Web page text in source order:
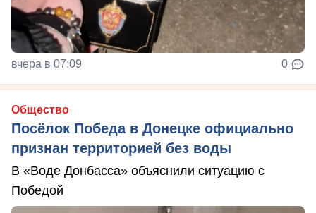
вчера в 07:09 0
Общество
Посёлок Победа в Донецке официально
признан территорией без воды
В «Воде Донбасса» объяснили ситуацию с
Победой